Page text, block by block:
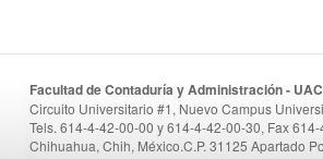
Facultad de Contaduría y Administración -
Circuito Universitario #1, Nuevo Campus
Tels. 614-4-42-00-00 y 614-4-42-00-30, Fax
Chihuahua, Chih, México.C.P. 31125 Apartado